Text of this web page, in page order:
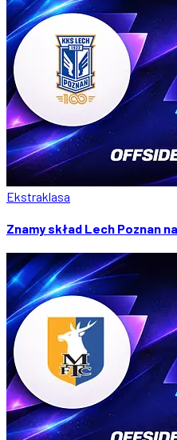
Ekstraklasa
Znamy skład Lech Poznan